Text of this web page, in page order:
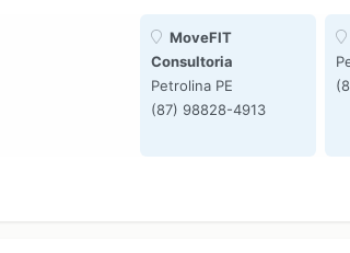
MoveFIT
Consultoria
Petrolina PE
(87) 98828-4913